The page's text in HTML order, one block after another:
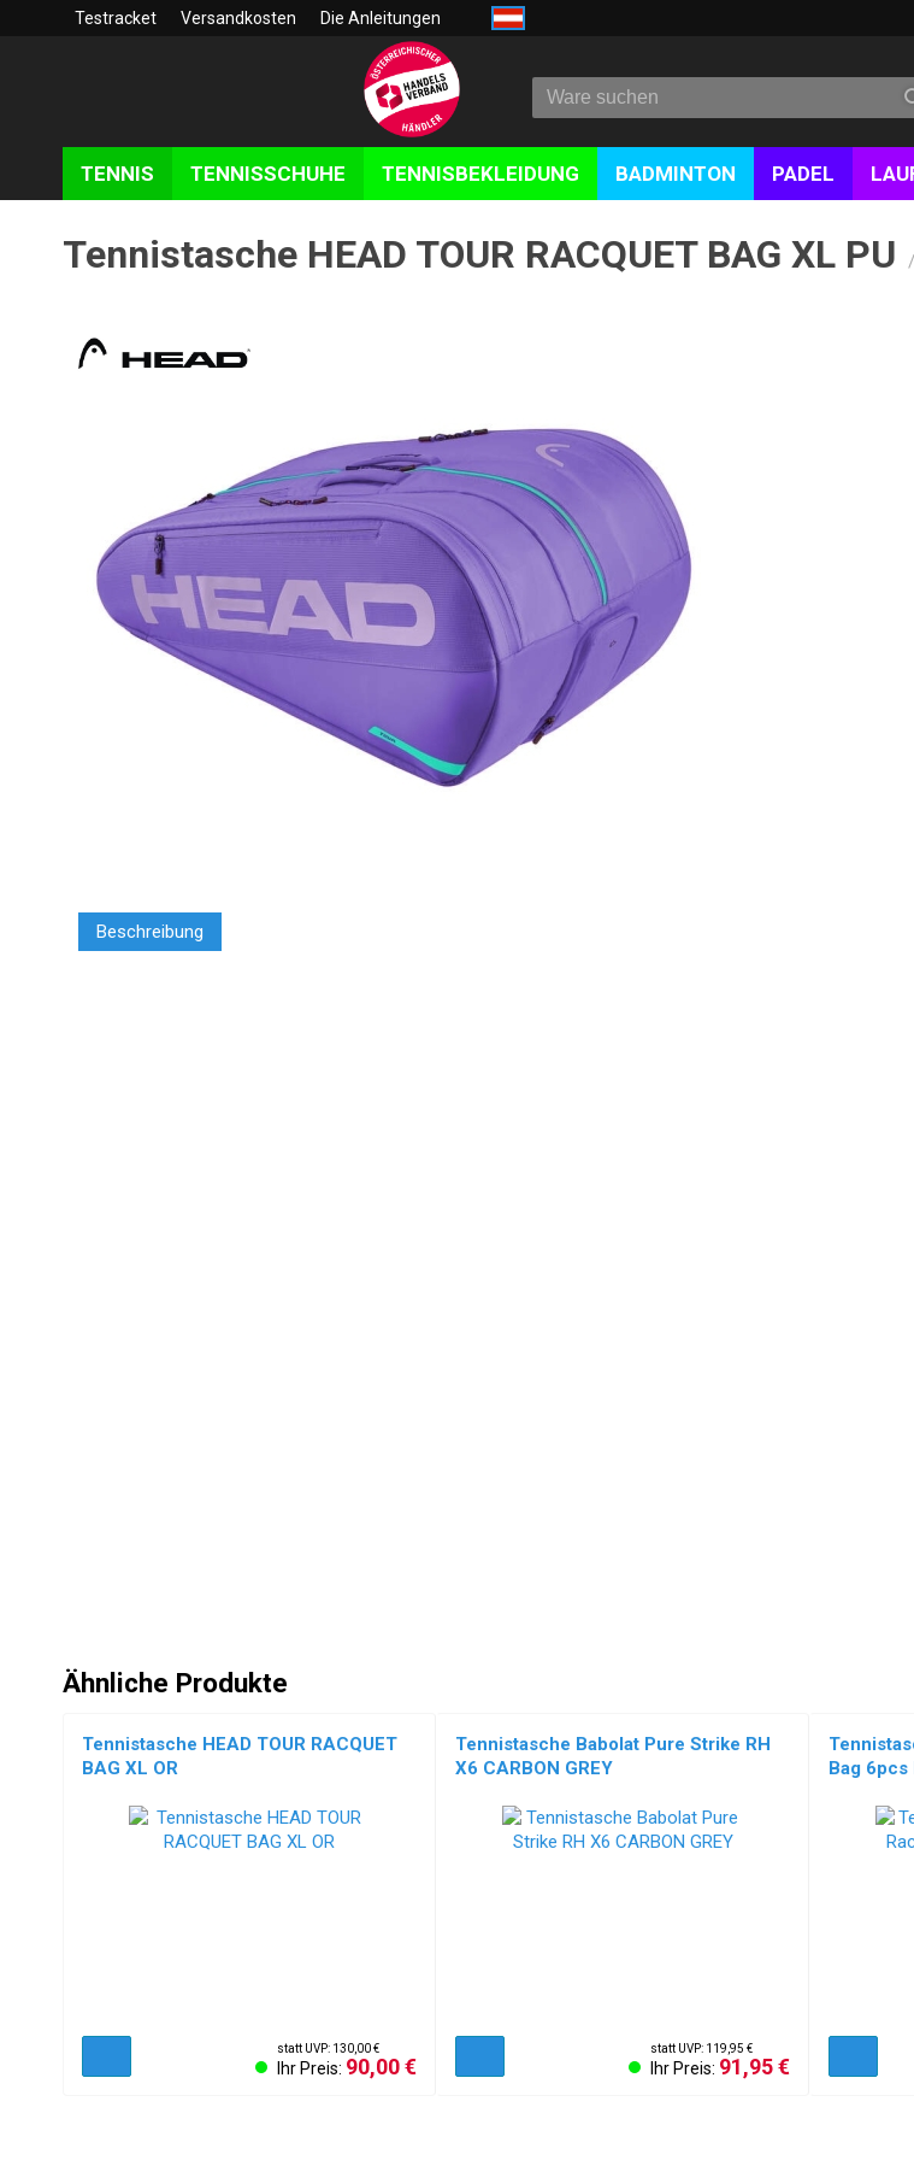
Testracket Versandkosten Die Anleitungen
TENNIS TENNISSCHUHE TENNISBEKLEIDUNG BADMINTON PADEL
Tennistasche HEAD TOUR RACQUET BAG XL PU /
Beschreibung
Ähnliche Produkte
Tennistasche HEAD TOUR RACQUET
BAG XL OR
statt UVP: 130,00 €
Ihr Preis: 90,00 €
Tennistasche Babolat Pure Strike RH
X6 CARBON GREY
statt UVP: 119,95 €
Ihr Preis: 91,95 €
Bag 6pcs